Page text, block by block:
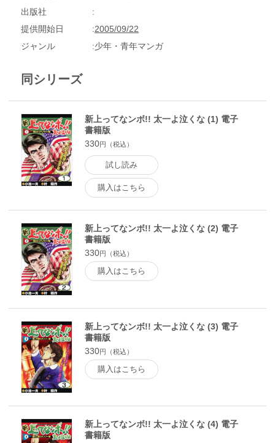
出版社
提供開始日
2005/09/22
ジャンル
少年・青年マンガ
同シリーズ
新上ってなンボ!! 太一よ泣くな (1) 電子
書籍版
330円（税込）
試し読み
購入はこちら
新上ってなンボ!! 太一よ泣くな (2) 電子
書籍版
330円（税込）
購入はこちら
新上ってなンボ!! 太一よ泣くな (3) 電子
書籍版
330円（税込）
購入はこちら
新上ってなンボ!! 太一よ泣くな (4) 電子
書籍版